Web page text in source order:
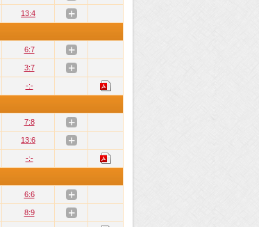
13:4
6:7
3:7
-:-
7:8
13:6
-:-
6:6
8:9